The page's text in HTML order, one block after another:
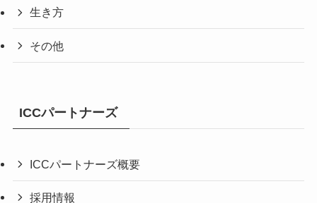
生き方
その他
ICCパートナーズ
ICCパートナーズ概要
採用情報